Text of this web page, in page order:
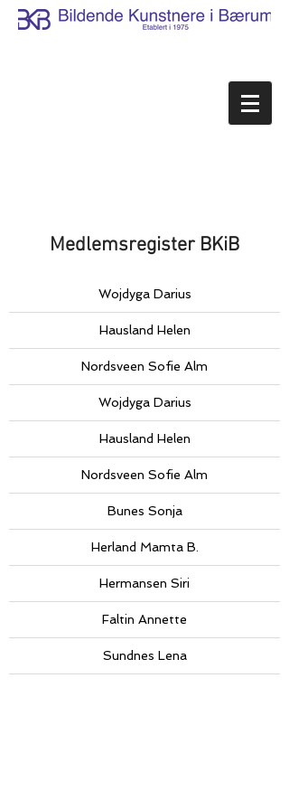
Medlemsregister BKiB
Wojdyga Darius
Hausland Helen
Nordsveen Sofie Alm
Wojdyga Darius
Hausland Helen
Nordsveen Sofie Alm
Bunes Sonja
Herland Mamta B.
Hermansen Siri
Faltin Annette
Sundnes Lena